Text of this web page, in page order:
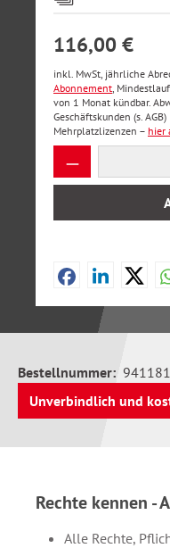
116,00 €
inkl. MwSt, jährliche
Abonnement,
von 1 Monat kündbar.
Geschäftskunden (s. AGB)
Mehrplatzlizenzen – hier
Produkt
Bestellnummer: 941181
Unverbindlich und
Rechte kennen -
Alle Rechte,